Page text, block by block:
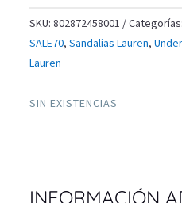
SKU: 802872458001 Categorías:
SALE70, Sandalias Lauren,
Lauren
SIN EXISTENCIAS
INFORMACIÓN